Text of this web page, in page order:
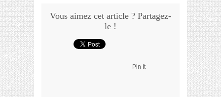
Vous aimez cet article ? Partagez-
le !
Pin It